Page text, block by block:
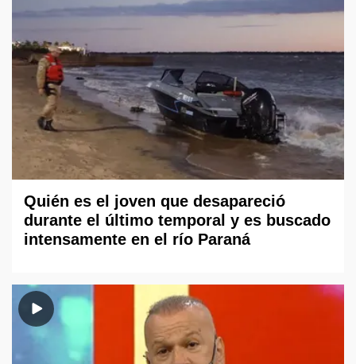
Quién es el joven que desapareció
durante el último temporal y es buscado
intensamente en el río Paraná